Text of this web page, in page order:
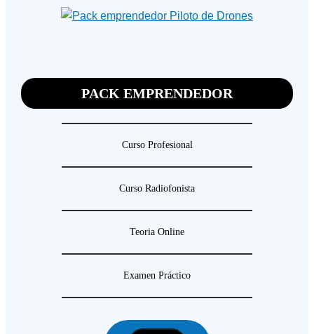
PACK EMPRENDEDOR
Curso Profesional
Curso Radiofonista
Teoria Online
Examen Práctico